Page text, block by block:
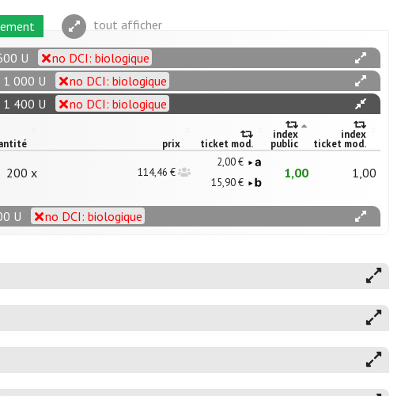
tout afficher
U
no DCI: biologique
000 U
no DCI: biologique
400 U
no DCI: biologique
prix ticket mod.
index
public
index
ticket mod.
200 x 114,46 €
2,00 €
15,90 €
1,00 1,00
U no DCI: biologique